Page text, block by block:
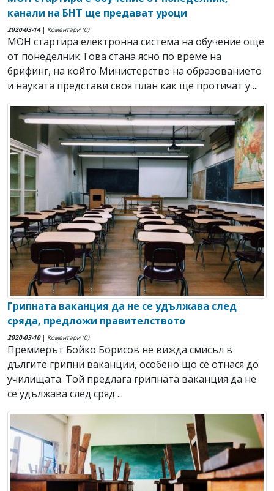
канали на БНТ ще предават уроци
2020-03-14| Коментари (0)
МОН стартира електронна система на обучение още
от понеделник.Това стана ясно по време на
брифинг, на който Министерство на образованието
и науката представи своя план как ще протичат у ...
Грипната ваканция да не се удължава след
сряда, предложи правителството
2020-03-10| Коментари (0)
Премиерът Бойко Борисов не вижда смисъл в
дългите грипни ваканции, особено що се отнася до
училищата. Той предлага грипната ваканция да не
се удължава след сряд ...